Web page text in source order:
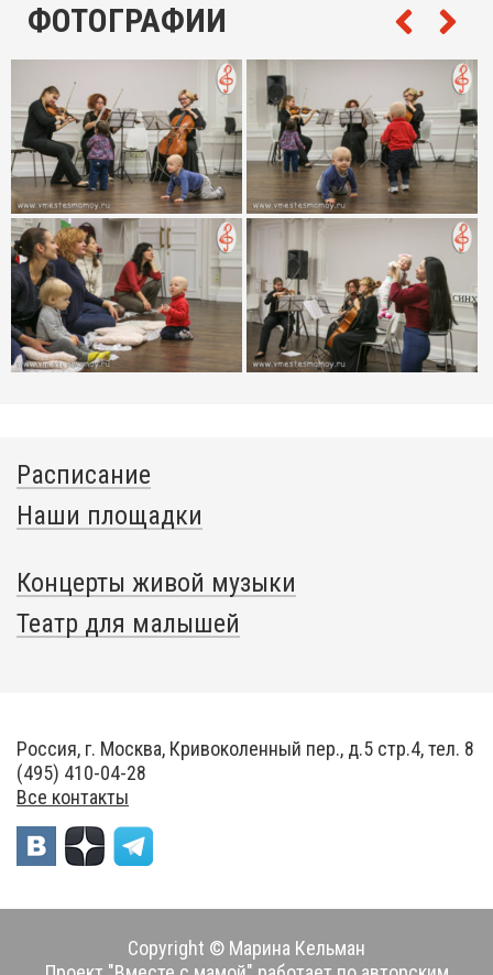
Очень позитивная и задорная получилась встреча! Мой
интерактивных мероприятий для детей !)
ФОТОГРАФИИ
Расписание
Наши площадки
Концерты живой музыки
Театр для малышей
Россия, г. Москва, Кривоколенный пер., д.5 стр.4, тел. 8
(495) 410-04-28
Все контакты
Copyright © Марина Кельман